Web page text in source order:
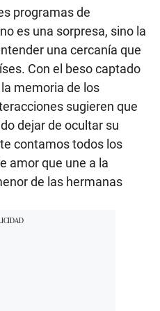
programas de
es una sorpresa, sino la
una cercanía que
Con el beso captado
memoria de los
sugieren que
dejar de ocultar su
contamos todos los
amor que une a la
de las hermanas